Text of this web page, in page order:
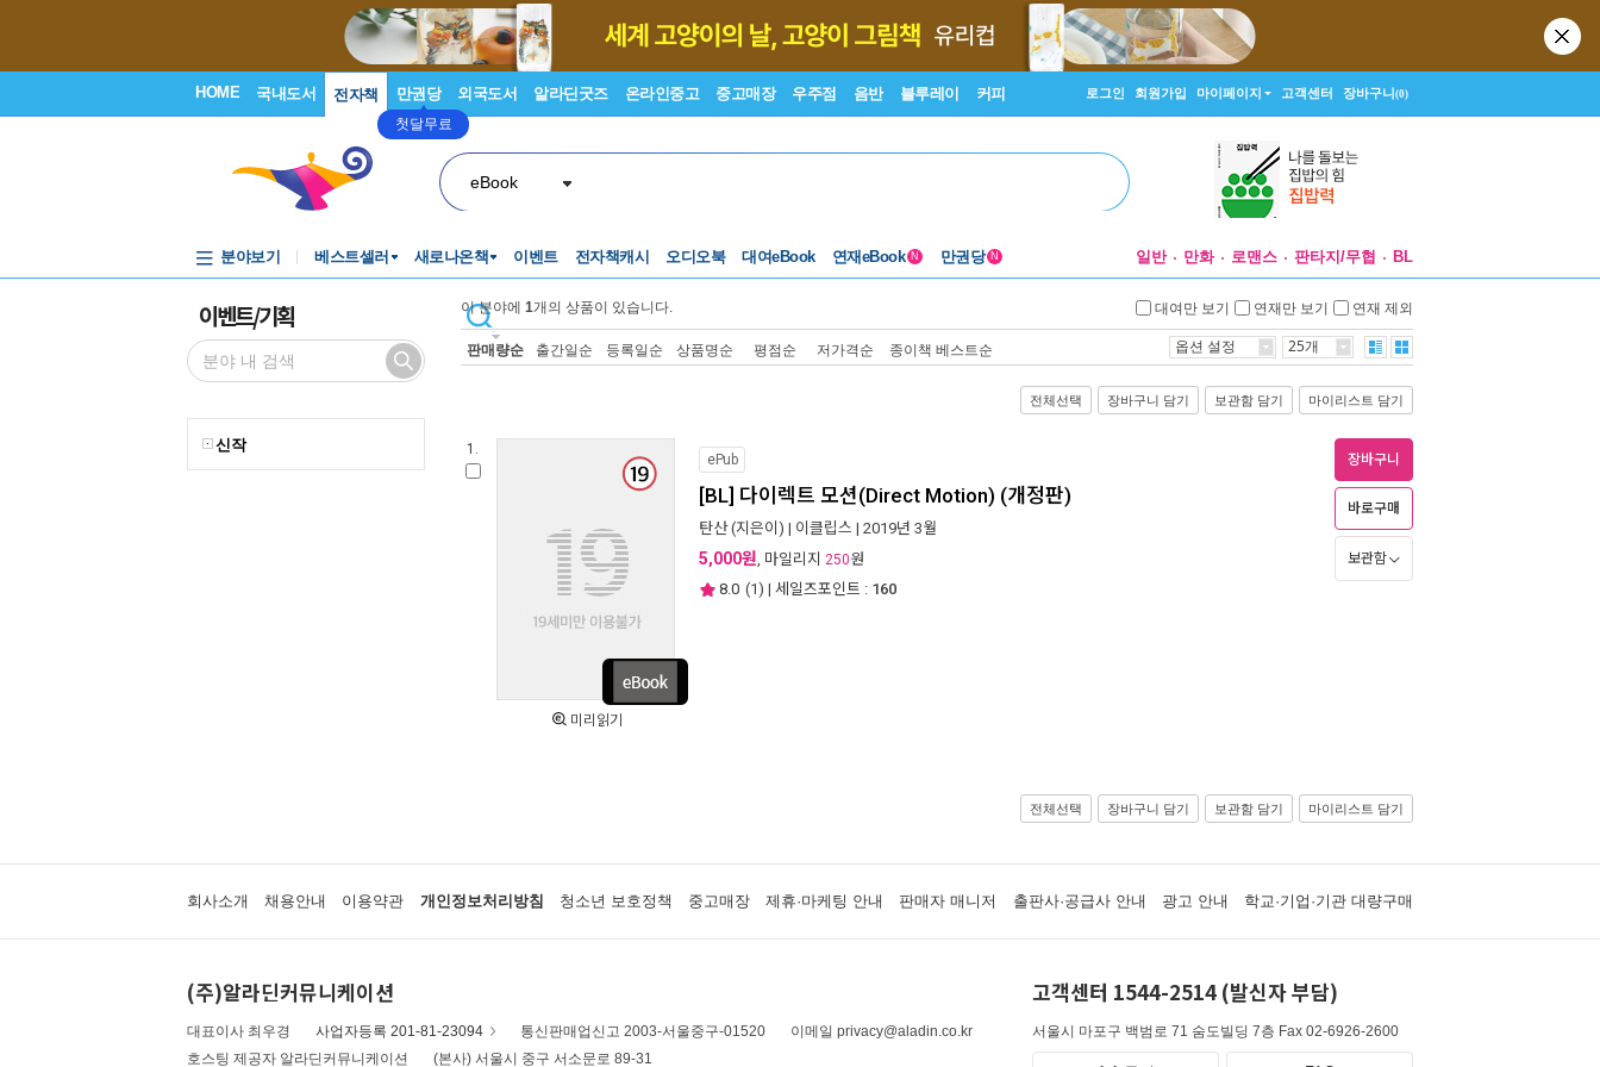
HOME 국내도서 전자책 만권당
첫달무료
외국도서 알라딘굿즈 온라인중고 중고매장 우주점 음반 블루레이 커피 로그인 회원가입 마이페이지 고객센터 장바구니(0)
eBook
분야보기 베스트셀러 새로나온책 이벤트 전자책캐시 오디오북 대여eBook 연재eBook N 만권당 N 일반 만화 로맨스 판타지/무협 BL
이벤트/기획
신작
이 분야에 1개의 상품이 있습니다. 대여만 보기 연재만 보기 연재 제외
판매량순 출간일순 등록일순 상품명순 평점순 저가격순 종이책 베스트순 옵션 설정 25개
전체선택 장바구니 담기 보관함 담기 마이리스트 담기
1.
미리읽기
ePub
[BL] 다이렉트 모션(Direct Motion) (개정판)
탄산(지은이) | 이클립스 | 2019년 3월
5,000원, 마일리지 250원
8.0 (1) | 세일즈포인트 : 160
장바구니
바로구매
보관함
전체선택 장바구니 담기 보관함 담기 마이리스트 담기
회사소개 채용안내 이용약관 개인정보처리방침 청소년 보호정책 중고매장 제휴·마케팅 안내 판매자 매니저 출판사·공급사 안내 광고 안내 학교·기업·기관 대량구매
(주)알라딘커뮤니케이션
대표이사 최우경 사업자등록 201-81-23094 통신판매업신고 2003-서울중구-01520
이메일 privacy@aladin.co.kr
호스팅 제공자 알라딘커뮤니케이션
(본사) 서울시 중구 서소문로 89-31
고객센터 1544-2514 (발신자 부담)
서울시 마포구 백범로 71 숨도빌딩 7층 Fax 02-6926-2600